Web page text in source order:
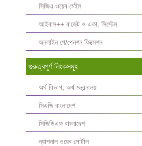
সিজিএ ওয়েব মেইল
আইবাস++ বাজেট ও একা. সিস্টেম
অনলাইন পে/পেনশন ফিক্সেশন
গুরুত্বপুর্ণ লিংকসমূহ
অর্থ বিভাগ, অর্থ মন্ত্রনালয়
সিএজি বাংলাদেশ
সিজিডিএফ বাংলাদেশ
ন্যাশনাল ওয়েব পোর্টাল